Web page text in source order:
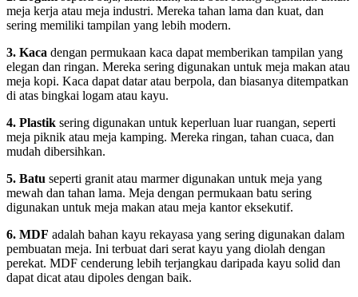
meja kerja atau meja industri. Mereka tahan lama dan kuat, dan
sering memiliki tampilan yang lebih modern.
3. Kaca dengan permukaan kaca dapat memberikan tampilan yang
elegan dan ringan. Mereka sering digunakan untuk meja makan atau
meja kopi. Kaca dapat datar atau berpola, dan biasanya ditempatkan
di atas bingkai logam atau kayu.
4. Plastik sering digunakan untuk keperluan luar ruangan, seperti
meja piknik atau meja kamping. Mereka ringan, tahan cuaca, dan
mudah dibersihkan.
5. Batu seperti granit atau marmer digunakan untuk meja yang
mewah dan tahan lama. Meja dengan permukaan batu sering
digunakan untuk meja makan atau meja kantor eksekutif.
6. MDF adalah bahan kayu rekayasa yang sering digunakan dalam
pembuatan meja. Ini terbuat dari serat kayu yang diolah dengan
perekat. MDF cenderung lebih terjangkau daripada kayu solid dan
dapat dicat atau dipoles dengan baik.